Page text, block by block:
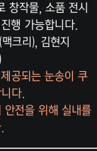
창작물, 소품 전시
행 가능합니다.
크리), 김현지
공되는 눈송이 쿠
다.
안전을 위해 실내를